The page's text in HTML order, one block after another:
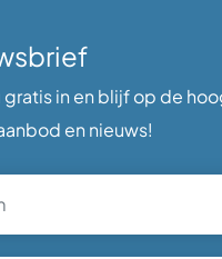
gratis in en blijf op de
en nieuws!